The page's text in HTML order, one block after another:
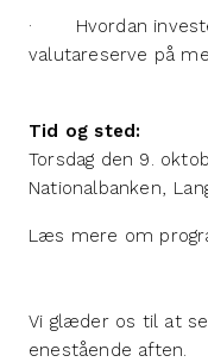
· Hvordan
valutareserve på
Tid og sted:
Torsdag den 9.
Nationalbanken,
Læs mere om
Vi glæder os til at
enestående aften.